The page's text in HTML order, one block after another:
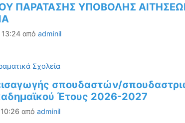
ΠΑΡΑΤΑΣΗΣ ΥΠΟΒΟΛΗΣ
από adminil
Σχολεία
σπουδαστών/
Έτους 2026-2027
από adminil